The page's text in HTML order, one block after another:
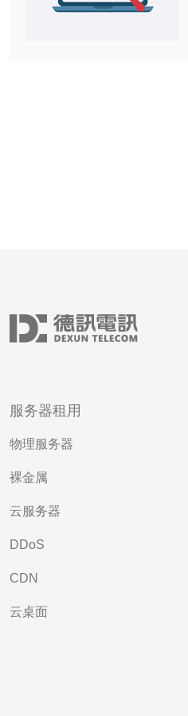
服务器租用
物理服务器
裸金属
云服务器
DDoS
CDN
云桌面